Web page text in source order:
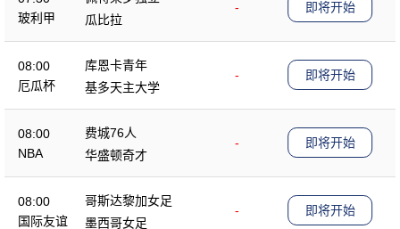
玻利甲
-
瓜比拉
即将开始
08:00
厄瓜杯
库恩卡青年
-
基多天主大学
即将开始
08:00
NBA
费城76人
-
华盛顿奇才
即将开始
08:00
国际友谊
哥斯达黎加女足
-
墨西哥女足
即将开始